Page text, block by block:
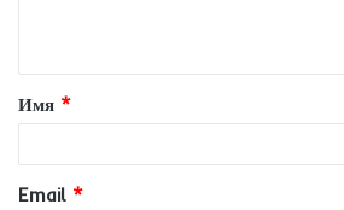
т
а
и
Имя *
Email *